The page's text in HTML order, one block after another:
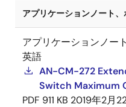
アプリケーションノート
アプリケーションノート
英語
AN-CM-272
Switch Maximum
PDF 911 KB 2019年2月